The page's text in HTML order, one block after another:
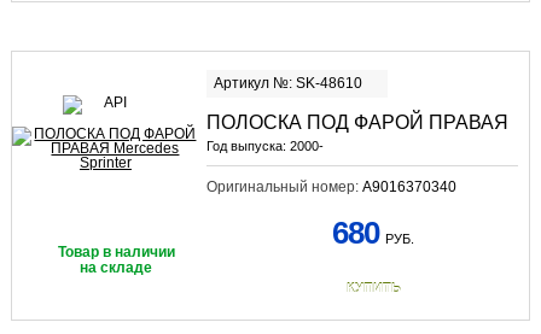
Артикул №: SK-48610
ПОЛОСКА ПОД ФАРОЙ ПРАВАЯ
Год выпуска: 2000-
Оригинальный номер: A9016370340
Товар в наличии
на складе
680 РУБ.
КУПИТЬ